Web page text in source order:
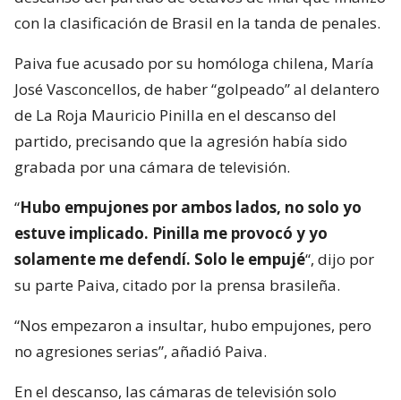
con la clasificación de Brasil en la tanda de penales.
Paiva fue acusado por su homóloga chilena, María
José Vasconcellos, de haber “golpeado” al delantero
de La Roja Mauricio Pinilla en el descanso del
partido, precisando que la agresión había sido
grabada por una cámara de televisión.
“Hubo empujones por ambos lados, no solo yo
estuve implicado. Pinilla me provocó y yo
solamente me defendí. Solo le empujé“, dijo por
su parte Paiva, citado por la prensa brasileña.
“Nos empezaron a insultar, hubo empujones, pero
no agresiones serias”, añadió Paiva.
En el descanso, las cámaras de televisión solo